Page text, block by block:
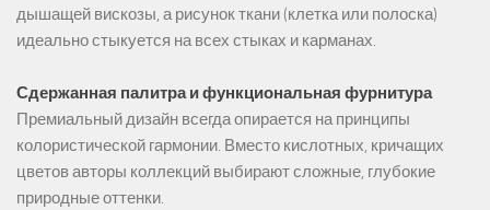
дышащей вискозы, а рисунок ткани (клетка или полоска)
идеально стыкуется на всех стыках и карманах.
Сдержанная палитра и функциональная фурнитура
Премиальный дизайн всегда опирается на принципы
колористической гармонии. Вместо кислотных, кричащих
цветов авторы коллекций выбирают сложные, глубокие
природные оттенки.